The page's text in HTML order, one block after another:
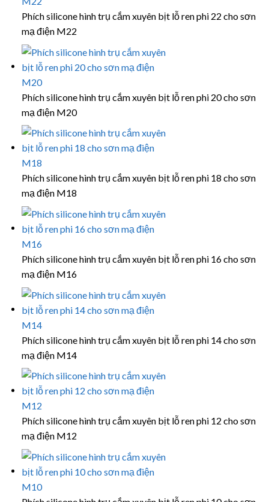
Phích silicone hình trụ cắm xuyên bịt lỗ ren phi 22 cho sơn
mạ điện M22
Phích silicone hình trụ cắm xuyên bịt lỗ ren phi 20 cho sơn
mạ điện M20
Phích silicone hình trụ cắm xuyên bịt lỗ ren phi 18 cho sơn
mạ điện M18
Phích silicone hình trụ cắm xuyên bịt lỗ ren phi 16 cho sơn
mạ điện M16
Phích silicone hình trụ cắm xuyên bịt lỗ ren phi 14 cho sơn
mạ điện M14
Phích silicone hình trụ cắm xuyên bịt lỗ ren phi 12 cho sơn
mạ điện M12